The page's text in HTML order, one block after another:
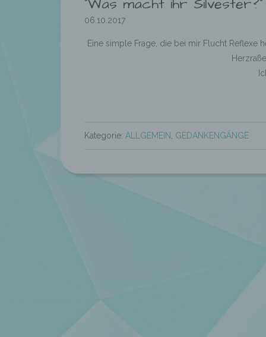
“Was macht ihr Silvester?”
06.10.2017
Eine simple Frage, die bei mir Flucht Reflexe
Kategorie: ALLGEMEIN GEDANKENGÄNGE